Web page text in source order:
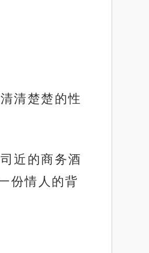
清楚楚的性
近的商务酒
份情人的背